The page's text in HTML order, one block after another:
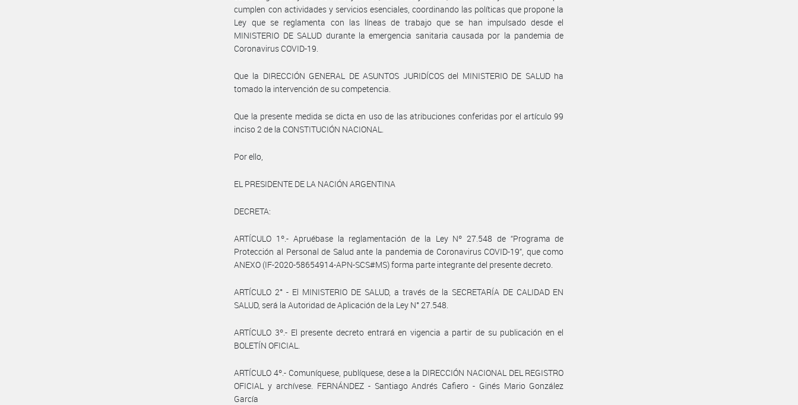
cumplen con actividades y servicios esenciales, coordinando las políticas que propone la
Ley que se reglamenta con las líneas de trabajo que se han impulsado desde el
MINISTERIO DE SALUD durante la emergencia sanitaria causada por la pandemia de
Coronavirus COVID-19.
Que la DIRECCIÓN GENERAL DE ASUNTOS JURIDÍCOS del MINISTERIO DE SALUD ha
tomado la intervención de su competencia.
Que la presente medida se dicta en uso de las atribuciones conferidas por el artículo 99
inciso 2 de la CONSTITUCIÓN NACIONAL.
Por ello,
EL PRESIDENTE DE LA NACIÓN ARGENTINA
DECRETA:
ARTÍCULO 1º.- Apruébase la reglamentación de la Ley Nº 27.548 de “Programa de
Protección al Personal de Salud ante la pandemia de Coronavirus COVID-19”, que como
ANEXO (IF-2020-58654914-APN-SCS#MS) forma parte integrante del presente decreto.
ARTÍCULO 2° - El MINISTERIO DE SALUD, a través de la SECRETARÍA DE CALIDAD EN
SALUD, será la Autoridad de Aplicación de la Ley N° 27.548.
ARTÍCULO 3º.- El presente decreto entrará en vigencia a partir de su publicación en el
BOLETÍN OFICIAL.
ARTÍCULO 4º.- Comuníquese, publíquese, dese a la DIRECCIÓN NACIONAL DEL REGISTRO
OFICIAL y archívese. FERNÁNDEZ - Santiago Andrés Cafiero - Ginés Mario González
García